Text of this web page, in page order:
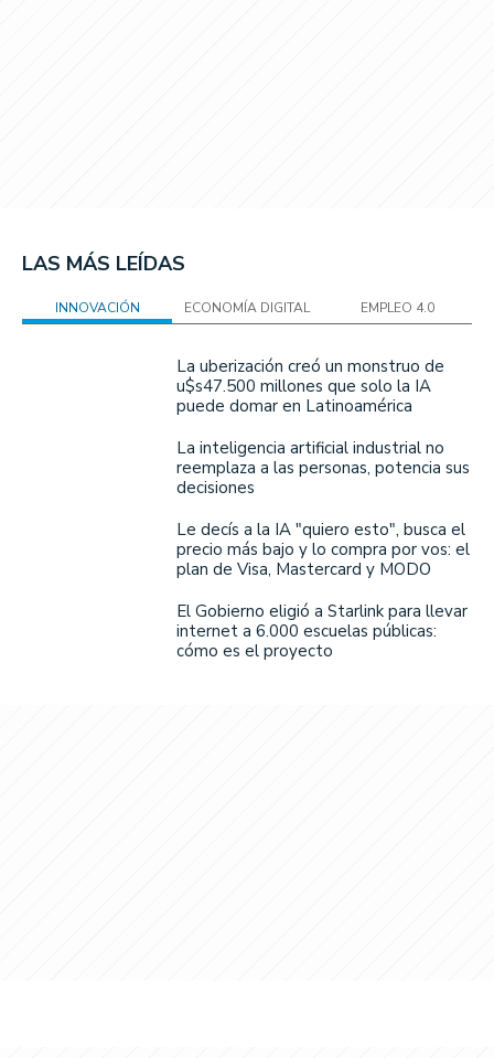
LAS MÁS LEÍDAS
INNOVACIÓN ECONOMÍA DIGITAL EMPLEO 4.0
La uberización creó un monstruo de
u$s47.500 millones que solo la IA
puede domar en Latinoamérica
La inteligencia artificial industrial no
reemplaza a las personas, potencia sus
decisiones
Le decís a la IA "quiero esto", busca el
precio más bajo y lo compra por vos: el
plan de Visa, Mastercard y MODO
El Gobierno eligió a Starlink para llevar
internet a 6.000 escuelas públicas:
cómo es el proyecto